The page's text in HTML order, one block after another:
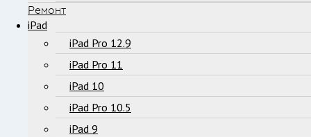
Ремонт
iPad
iPad Pro 12.9
iPad Pro 11
iPad 10
iPad Pro 10.5
iPad 9